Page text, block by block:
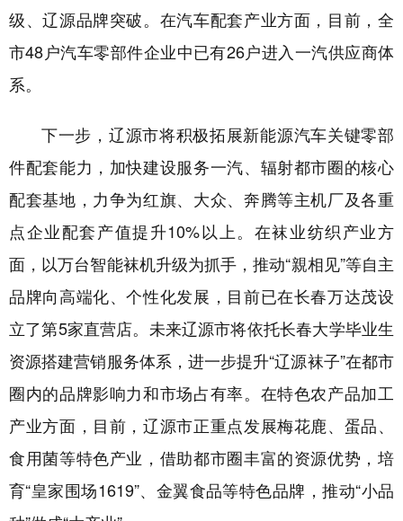
级、辽源品牌突破。在汽车配套产业方面，目前，全
市48户汽车零部件企业中已有26户进入一汽供应商体
系。
下一步， 辽源市将积极拓展新能源汽车关键零部
件配套能力，加快建设服务一汽、辐射都市圈的核心
配套基地，力争为红旗、大众、奔腾等主机厂及各重
点企业配套产值提升10%以上。在袜业纺织产业方
面，以万台智能袜机升级为抓手，推动“親相见”等自主
品牌向高端化、个性化发展， 目前已在长春万达茂设
立了第5家直营店。未来辽源市将依托长春大学毕业生
资源搭建营销服务体系，进一步提升“辽源袜子”在都市
圈内的品牌影响力和市场占有率。在特色农产品加工
产业方面，目前，辽源市正重点发展梅花鹿、蛋品、
食用菌等特色产业，借助都市圈丰富的资源优势，培
育“皇家围场1619”、金翼食品等特色品牌，推动“小品